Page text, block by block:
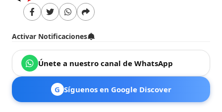
Activar Notificaciones
Únete a nuestro canal de WhatsApp
G Síguenos en Google Discover